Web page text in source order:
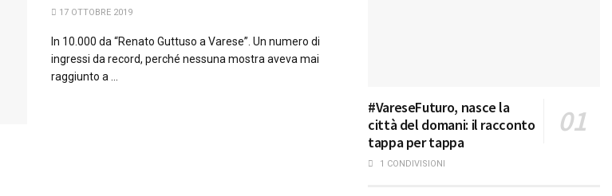
17 OTTOBRE 2019
In 10.000 da “Renato Guttuso a Varese”. Un numero di
ingressi da record, perché nessuna mostra aveva mai
raggiunto a ...
#VareseFuturo, nasce la
città del domani: il racconto
tappa per tappa
1 CONDIVISIONI